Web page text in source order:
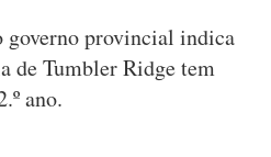
governo provincial indica
de Tumbler Ridge tem
ano.